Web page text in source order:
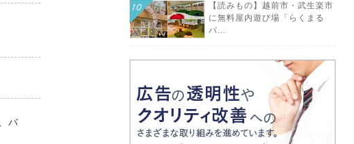
バ
【読みもの】越前市・武生楽市
に無料屋内遊び場「らくまる
パ...